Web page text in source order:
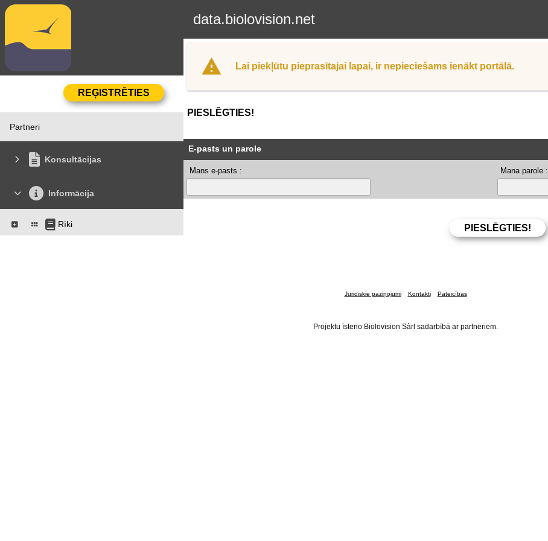
data.biolovision.net
Partneri
Konsultācijas
Informācija
Rīki
Lai piekļūtu pieprasītajai lapai, ir nepieciešams ienākt portālā.
PIESLĒGTIES!
E-pasts un parole
Mans e-pasts : Mana parole :
Juridiskie paziņojumi Kontakti Pateicības
Projektu īsteno Biolovision Sàrl sadarbībā ar partneriem.